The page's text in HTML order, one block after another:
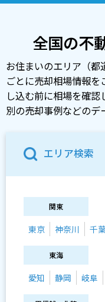
全国の不
お住まいのエリア（
ごとに売却相場情報を
し込む前に相場を確
別の売却事例などのデ
エリア検索
関東
東京 神奈川 千葉
東海
愛知 静岡 岐阜